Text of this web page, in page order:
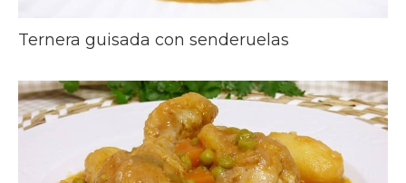
Ternera guisada con senderuelas